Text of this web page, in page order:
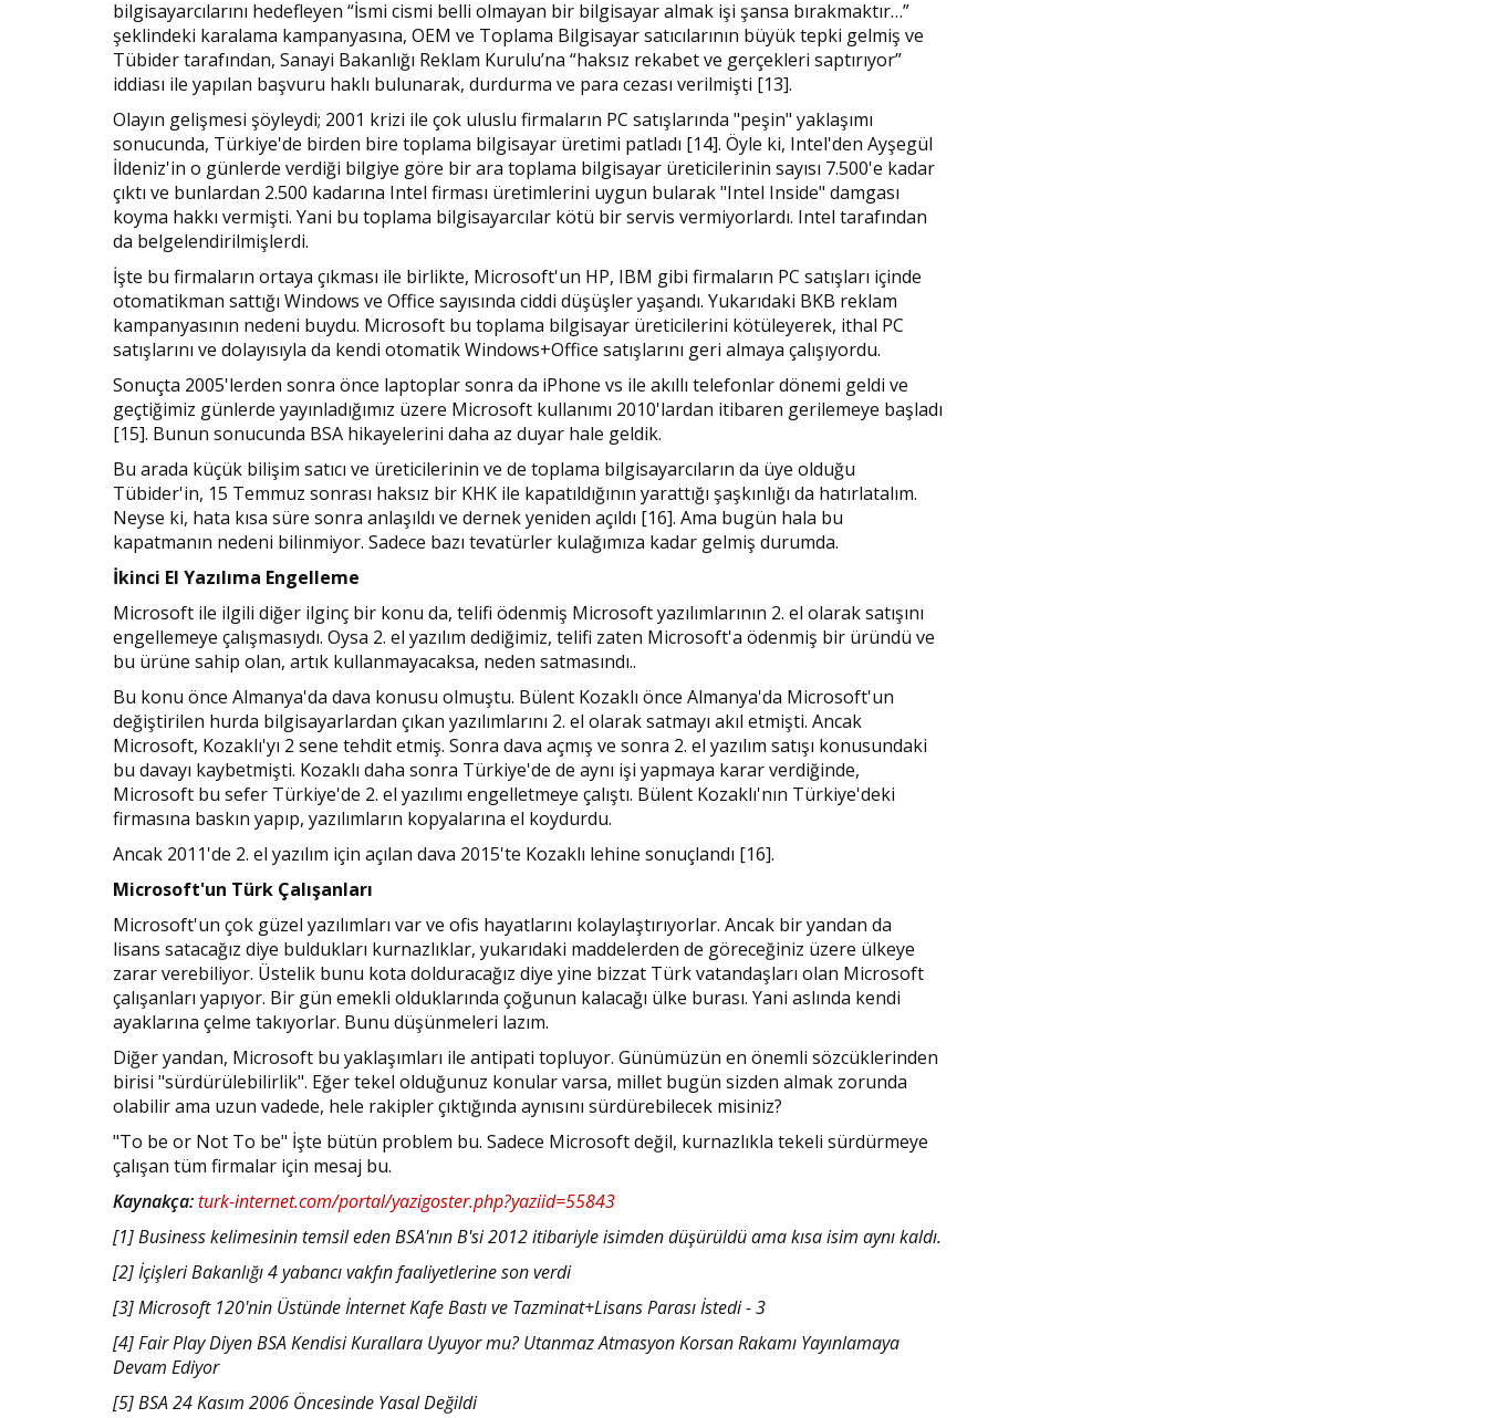
bilgisayarcılarını hedefleyen “İsmi cismi belli olmayan bir bilgisayar almak işi şansa bırakmaktır…”
şeklindeki karalama kampanyasına, OEM ve Toplama Bilgisayar satıcılarının büyük tepki gelmiş ve
Tübider tarafından, Sanayi Bakanlığı Reklam Kurulu’na “haksız rekabet ve gerçekleri saptırıyor”
iddiası ile yapılan başvuru haklı bulunarak, durdurma ve para cezası verilmişti [13].
Olayın gelişmesi şöyleydi; 2001 krizi ile çok uluslu firmaların PC satışlarında "peşin" yaklaşımı
sonucunda, Türkiye'de birden bire toplama bilgisayar üretimi patladı [14]. Öyle ki, Intel'den Ayşegül
İldeniz'in o günlerde verdiği bilgiye göre bir ara toplama bilgisayar üreticilerinin sayısı 7.500'e kadar
çıktı ve bunlardan 2.500 kadarına Intel firması üretimlerini uygun bularak "Intel Inside" damgası
koyma hakkı vermişti. Yani bu toplama bilgisayarcılar kötü bir servis vermiyorlardı. Intel tarafından
da belgelendirilmişlerdi.
İşte bu firmaların ortaya çıkması ile birlikte, Microsoft'un HP, IBM gibi firmaların PC satışları içinde
otomatikman sattığı Windows ve Office sayısında ciddi düşüşler yaşandı. Yukarıdaki BKB reklam
kampanyasının nedeni buydu. Microsoft bu toplama bilgisayar üreticilerini kötüleyerek, ithal PC
satışlarını ve dolayısıyla da kendi otomatik Windows+Office satışlarını geri almaya çalışıyordu.
Sonuçta 2005'lerden sonra önce laptoplar sonra da iPhone vs ile akıllı telefonlar dönemi geldi ve
geçtiğimiz günlerde yayınladığımız üzere Microsoft kullanımı 2010'lardan itibaren gerilemeye başladı
[15]. Bunun sonucunda BSA hikayelerini daha az duyar hale geldik.
Bu arada küçük bilişim satıcı ve üreticilerinin ve de toplama bilgisayarcıların da üye olduğu
Tübider'in, 15 Temmuz sonrası haksız bir KHK ile kapatıldığının yarattığı şaşkınlığı da hatırlatalım.
Neyse ki, hata kısa süre sonra anlaşıldı ve dernek yeniden açıldı [16]. Ama bugün hala bu
kapatmanın nedeni bilinmiyor. Sadece bazı tevatürler kulağımıza kadar gelmiş durumda.
İkinci El Yazılıma Engelleme
Microsoft ile ilgili diğer ilginç bir konu da, telifi ödenmiş Microsoft yazılımlarının 2. el olarak satışını
engellemeye çalışmasıydı. Oysa 2. el yazılım dediğimiz, telifi zaten Microsoft'a ödenmiş bir üründü ve
bu ürüne sahip olan, artık kullanmayacaksa, neden satmasındı..
Bu konu önce Almanya'da dava konusu olmuştu. Bülent Kozaklı önce Almanya'da Microsoft'un
değiştirilen hurda bilgisayarlardan çıkan yazılımlarını 2. el olarak satmayı akıl etmişti. Ancak
Microsoft, Kozaklı'yı 2 sene tehdit etmiş. Sonra dava açmış ve sonra 2. el yazılım satışı konusundaki
bu davayı kaybetmişti. Kozaklı daha sonra Türkiye'de de aynı işi yapmaya karar verdiğinde,
Microsoft bu sefer Türkiye'de 2. el yazılımı engelletmeye çalıştı. Bülent Kozaklı'nın Türkiye'deki
firmasına baskın yapıp, yazılımların kopyalarına el koydurdu.
Ancak 2011'de 2. el yazılım için açılan dava 2015'te Kozaklı lehine sonuçlandı [16].
Microsoft'un Türk Çalışanları
Microsoft'un çok güzel yazılımları var ve ofis hayatlarını kolaylaştırıyorlar. Ancak bir yandan da
lisans satacağız diye buldukları kurnazlıklar, yukarıdaki maddelerden de göreceğiniz üzere ülkeye
zarar verebiliyor. Üstelik bunu kota dolduracağız diye yine bizzat Türk vatandaşları olan Microsoft
çalışanları yapıyor. Bir gün emekli olduklarında çoğunun kalacağı ülke burası. Yani aslında kendi
ayaklarına çelme takıyorlar. Bunu düşünmeleri lazım.
Diğer yandan, Microsoft bu yaklaşımları ile antipati topluyor. Günümüzün en önemli sözcüklerinden
birisi "sürdürülebilirlik". Eğer tekel olduğunuz konular varsa, millet bugün sizden almak zorunda
olabilir ama uzun vadede, hele rakipler çıktığında aynısını sürdürebilecek misiniz?
"To be or Not To be" İşte bütün problem bu. Sadece Microsoft değil, kurnazlıkla tekeli sürdürmeye
çalışan tüm firmalar için mesaj bu.
Kaynakça:turk-internet.com/portal/yazigoster.php?yaziid=55843
[1] Business kelimesinin temsil eden BSA'nın B'si 2012 itibariyle isimden düşürüldü ama kısa isim aynı kaldı.
[2] İçişleri Bakanlığı 4 yabancı vakfın faaliyetlerine son verdi
[3] Microsoft 120'nin Üstünde İnternet Kafe Bastı ve Tazminat+Lisans Parası İstedi - 3
[4] Fair Play Diyen BSA Kendisi Kurallara Uyuyor mu? Utanmaz Atmasyon Korsan Rakamı Yayınlamaya
Devam Ediyor
[5] BSA 24 Kasım 2006 Öncesinde Yasal Değildi